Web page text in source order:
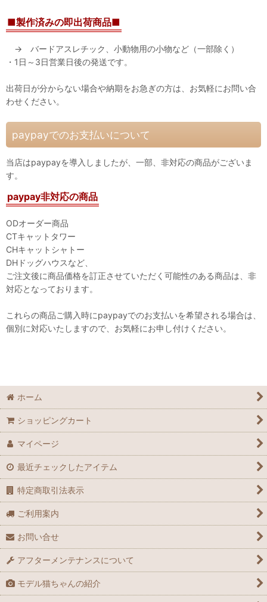
■製作済みの即出荷商品■
→ バードアスレチック、小動物用の小物など（一部除く）
・1日～3日営業日後の発送です。
出荷日が分からない場合や納期をお急ぎの方は、お気軽にお問い合
わせください。
paypayでのお支払いについて
当店はpaypayを導入しましたが、一部、非対応の商品がございま
す。
paypay非対応の商品
ODオーダー商品
CTキャットタワー
CHキャットシャトー
DHドッグハウスなど、
ご注文後に商品価格を訂正させていただく可能性のある商品は、非
対応となっております。
これらの商品ご購入時にpaypayでのお支払いを希望される場合は、
個別に対応いたしますので、お気軽にお申し付けください。
ホーム
ショッピングカート
マイページ
最近チェックしたアイテム
特定商取引法表示
ご利用案内
お問い合せ
アフターメンテナンスについて
モデル猫ちゃんの紹介